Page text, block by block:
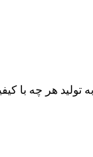
به تولید